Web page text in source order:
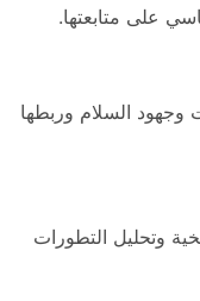
على متابعتها.
وجهود السلام وربطها
وتحليل التطورات